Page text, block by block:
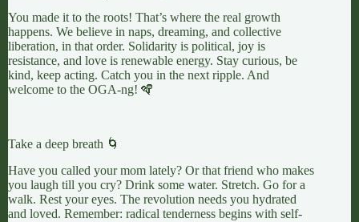
You made it to the roots! That’s where the real growth
happens. We believe in naps, dreaming, and collective
liberation, in that order. Solidarity is political, joy is
resistance, and love is renewable energy. Stay curious, be
kind, keep acting. Catch you in the next ripple. And
welcome to the OGA-ng! 🪇
Take a deep breath 🌀
Have you called your mom lately? Or that friend who makes
you laugh till you cry? Drink some water. Stretch. Go for a
walk. Rest your eyes. The revolution needs you hydrated
and loved. Remember: radical tenderness begins with self-